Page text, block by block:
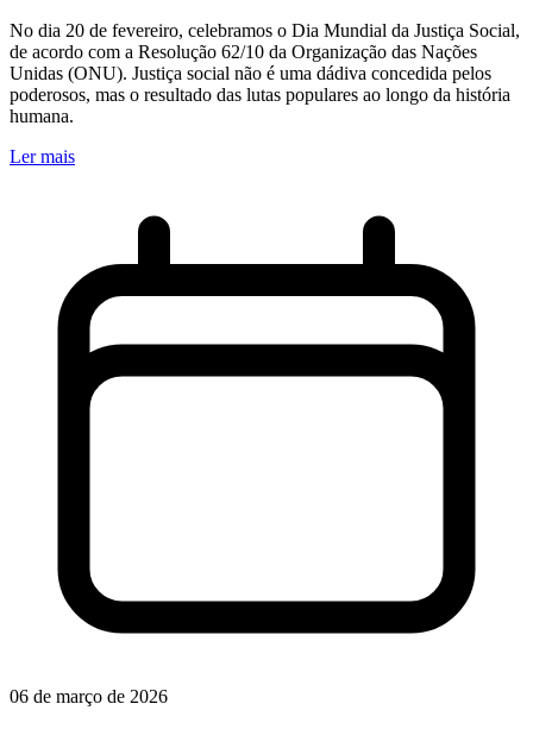
No dia 20 de fevereiro, celebramos o Dia Mundial da Justiça Social,
de acordo com a Resolução 62/10 da Organização das Nações
Unidas (ONU). Justiça social não é uma dádiva concedida pelos
poderosos, mas o resultado das lutas populares ao longo da história
humana.
Ler mais
06 de março de 2026